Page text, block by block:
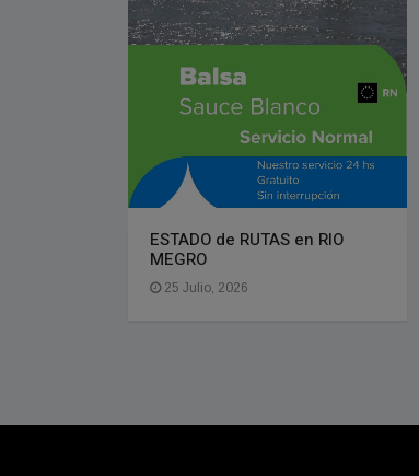
ESTADO de RUTAS en RIO
MEGRO
25 Julio, 2026